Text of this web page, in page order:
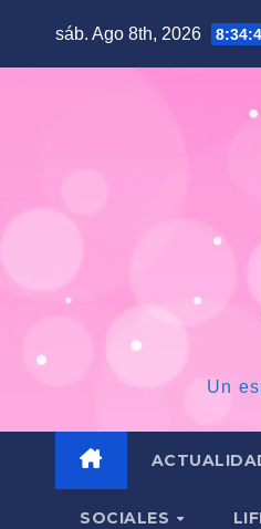
sáb. Ago 8th, 2026
Un
SOCIALES